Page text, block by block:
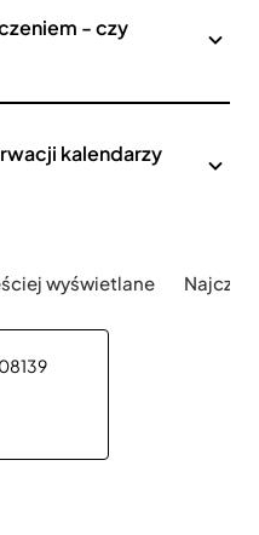
- czy
kalendarzy
wyświetlane